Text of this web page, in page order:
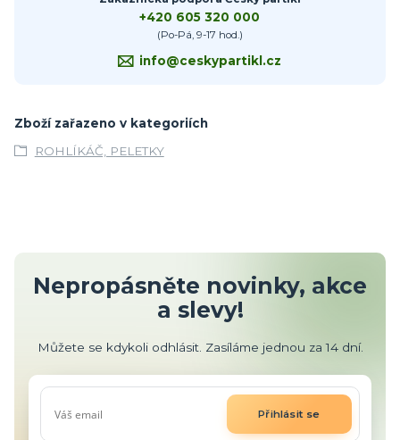
+420 605 320 000
(Po-Pá, 9-17 hod.)
info@ceskypartikl.cz
Zboží zařazeno v kategoriích
ROHLÍKÁČ, PELETKY
Nepropásněte novinky, akce
a slevy!
Můžete se kdykoli odhlásit. Zasíláme jednou za 14 dní.
Přihlásit se